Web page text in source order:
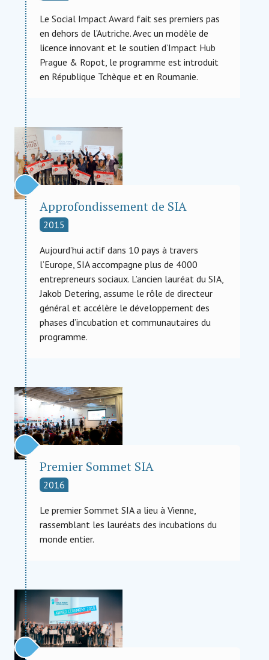
Le Social Impact Award fait ses premiers pas
en dehors de l’Autriche. Avec un modèle de
licence innovant et le soutien d’Impact Hub
Prague & Ropot, le programme est introduit
en République Tchèque et en Roumanie.
Approfondissement de SIA
2015
Aujourd’hui actif dans 10 pays à travers
l’Europe, SIA accompagne plus de 4000
entrepreneurs sociaux. L’ancien lauréat du SIA,
Jakob Detering, assume le rôle de directeur
général et accélère le développement des
phases d’incubation et communautaires du
programme.
Premier Sommet SIA
2016
Le premier Sommet SIA a lieu à Vienne,
rassemblant les lauréats des incubations du
monde entier.